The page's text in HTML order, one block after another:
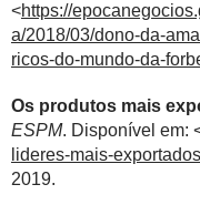
<https://
a/2018/03/dono-da-
ricos-do-mundo-da-
Os produtos mais
ESPM. Disponível em:
lideres-mais-
2019.